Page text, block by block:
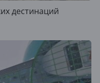
дестинаций